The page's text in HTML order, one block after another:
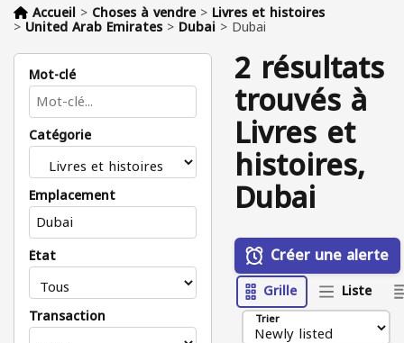
Accueil > Choses à vendre > Livres et histoires
> United Arab Emirates > Dubai > Dubai
Mot-clé
Catégorie
Emplacement
État
Transaction
2 résultats
trouvés à
Livres et
histoires,
Dubai
Créer une alerte
Grille Liste
Trier